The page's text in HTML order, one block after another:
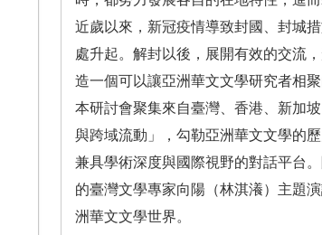
近歲以來，新冠疫情導致封國、封城
處升起。解封以後，展開有效的交流
造一個可以讓亞洲華文文學研究者相
本研討會聚集來自臺灣、香港、新加
與跨域流動」，勾勒亞洲華文文學的
兼具學術深度與國際視野的對話平台
的臺灣文學專家向陽（林淇瀁）主題
洲華文文學世界。